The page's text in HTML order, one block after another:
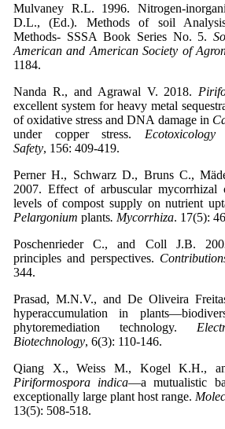
Mulvaney R.L. 1996. Nitrogen-
D.L., (Ed.). Methods of soil
Methods- SSSA Book Series No. 5.
American and American Society of
1184.
Nanda R., and Agrawal V. 2018.
excellent system for heavy metal
of oxidative stress and DNA damage in
under copper stress.
Safety
Perner H., Schwarz D., Bruns C.,
2007. Effect of arbuscular mycorrhizal
levels of compost supply on nutrient
Pelargonium plants. Mycorrhiza
Poschenrieder C., and Coll J.B.
principles and perspectives.
Prasad, M.N.V., and De Oliveira
hyperaccumulation in
phytoremediation technology.
Biotechnology, 6(3): 110-146.
Qiang X., Weiss M., Kogel K.H.,
Piriformospora indica—a mutualistic
exceptionally large plant host range.
13(5): 508-518.